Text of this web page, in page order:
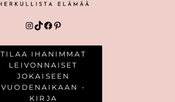
Instagram
TikTok
Facebook
Pinterest
TILAA IHANIMMAT
LEIVONNAISET
JOKAISEEN
VUODENAIKAAN -
KIRJA